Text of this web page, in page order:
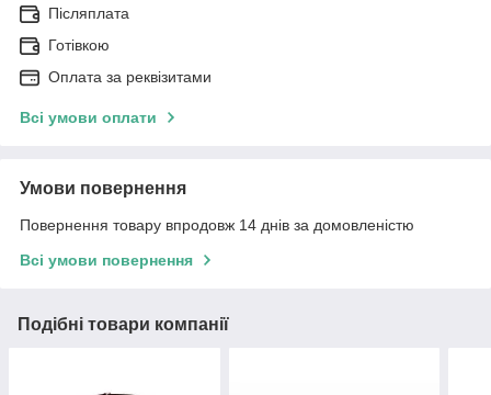
Післяплата
Готівкою
Оплата за реквізитами
Всі умови оплати
Умови повернення
Повернення товару впродовж 14 днів за домовленістю
Всі умови повернення
Подібні товари компанії